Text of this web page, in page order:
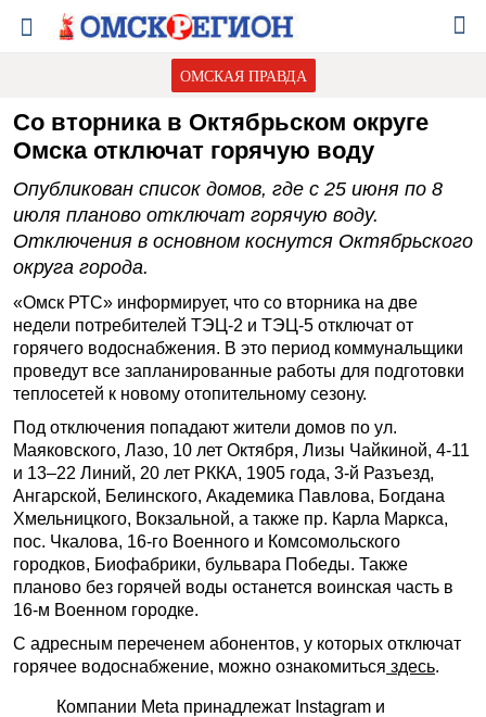
ОМСКАЯ ПРАВДА
Со вторника в Октябрьском округе
Омска отключат горячую воду
Опубликован список домов, где с 25 июня по 8
июля планово отключат горячую воду.
Отключения в основном коснутся Октябрьского
округа города.
«Омск РТС» информирует, что со вторника на две
недели потребителей ТЭЦ-2 и ТЭЦ-5 отключат от
горячего водоснабжения. В это период коммунальщики
проведут все запланированные работы для подготовки
теплосетей к новому отопительному сезону.
Под отключения попадают жители домов по ул.
Маяковского, Лазо, 10 лет Октября, Лизы Чайкиной, 4-11
и 13–22 Линий, 20 лет РККА, 1905 года, 3-й Разъезд,
Ангарской, Белинского, Академика Павлова, Богдана
Хмельницкого, Вокзальной, а также пр. Карла Маркса,
пос. Чкалова, 16-го Военного и Комсомольского
городков, Биофабрики, бульвара Победы. Также
планово без горячей воды останется воинская часть в
16-м Военном городке.
С адресным переченем абонентов, у которых отключат
горячее водоснабжение, можно ознакомиться здесь.
Компании Meta принадлежат Instagram и